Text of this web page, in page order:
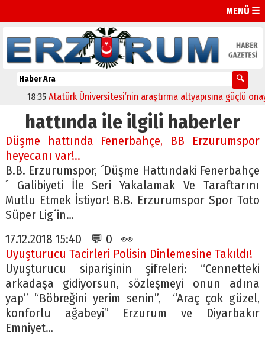
MENÜ ☰
18:35 Atatürk Üniversitesi’nin araştırma altyapısına güçlü onay
hattında ile ilgili haberler
Düşme hattında Fenerbahçe, BB Erzurumspor
heyecanı var!..
B.B. Erzurumspor, ´Düşme Hattındaki Fenerbahçe
´ Galibiyeti İle Seri Yakalamak Ve Taraftarını
Mutlu Etmek İstiyor! B.B. Erzurumspor Spor Toto
Süper Lig´in…
17.12.2018 15:40 💬 0 👀
Uyuşturucu Tacirleri Polisin Dinlemesine Takıldı!
Uyuşturucu siparişinin şifreleri: “Cennetteki
arkadaşa gidiyorsun, sözleşmeyi onun adına
yap” “Böbreğini yerim senin”, “Araç çok güzel,
konforlu ağabeyi” Erzurum ve Diyarbakır
Emniyet…